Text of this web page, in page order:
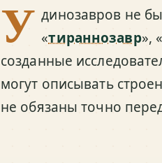
У динозавров не
«тираннозавр»,
созданные
могут описывать
не обязаны точно